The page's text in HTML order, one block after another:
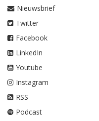
Nieuwsbrief
Twitter
Facebook
LinkedIn
Youtube
Instagram
RSS
Podcast